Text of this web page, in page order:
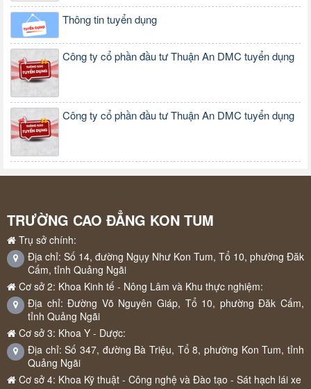
Thông tin tuyển dụng
Công ty cổ phần đầu tư Thuận An DMC tuyển dụng
Công ty cổ phần đầu tư Thuận An DMC tuyển dụng
TRƯỜNG CAO ĐẲNG KON TUM
Trụ sở chính:
Địa chỉ: Số 14, đường Ngụy Như Kon Tum, Tổ 10, phường Đăk
Cấm, tỉnh Quảng Ngãi
Cơ sở 2: Khoa Kinh tế - Nông Lâm và Khu thực nghiệm:
Địa chỉ: Đường Võ Nguyên Giáp, Tổ 10, phường Đăk Cấm,
tỉnh Quảng Ngãi
Cơ sở 3: Khoa Y - Dược:
Địa chỉ: Số 347, đường Bà Triệu, Tổ 8, phường Kon Tum, tỉnh
Quảng Ngãi
Cơ sở 4: Khoa Kỹ thuật - Công nghệ và Đào tạo - Sát hạch lái xe